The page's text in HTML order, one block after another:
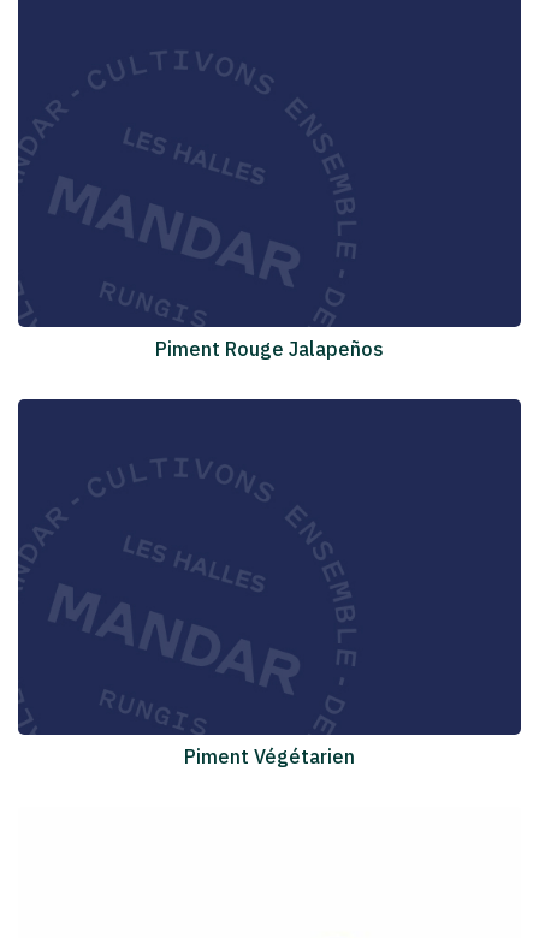
Piment Rouge Jalapeños
Piment Végétarien